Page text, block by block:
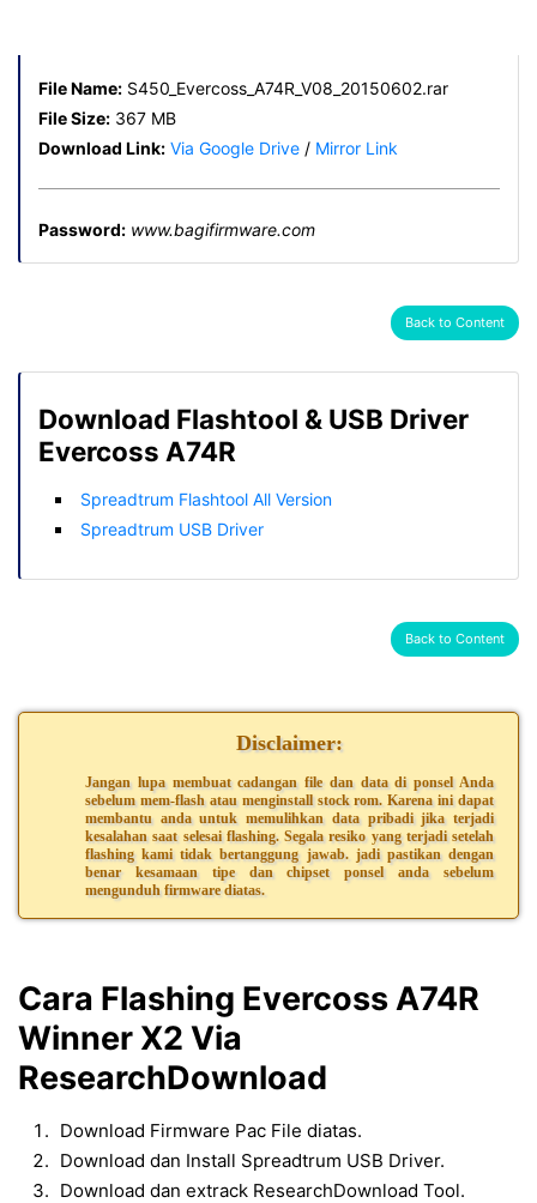
File Name: S450_Evercoss_A74R_V08_20150602.rar
File Size: 367 MB
Download Link: Via Google Drive / Mirror Link
Password: www.bagifirmware.com
Back to Content
Download Flashtool & USB Driver
Evercoss A74R
Spreadtrum Flashtool All Version
Spreadtrum USB Driver
Back to Content
Disclaimer:
Jangan lupa membuat cadangan file dan data di ponsel Anda
sebelum mem-flash atau menginstall stock rom. Karena ini dapat
membantu anda untuk memulihkan data pribadi jika terjadi
kesalahan saat selesai flashing. Segala resiko yang terjadi setelah
flashing kami tidak bertanggung jawab. jadi pastikan dengan
benar kesamaan tipe dan chipset ponsel anda sebelum
mengunduh firmware diatas.
Cara Flashing Evercoss A74R
Winner X2 Via
ResearchDownload
Download Firmware Pac File diatas.
Download dan Install Spreadtrum USB Driver.
Download dan extrack ResearchDownload Tool.